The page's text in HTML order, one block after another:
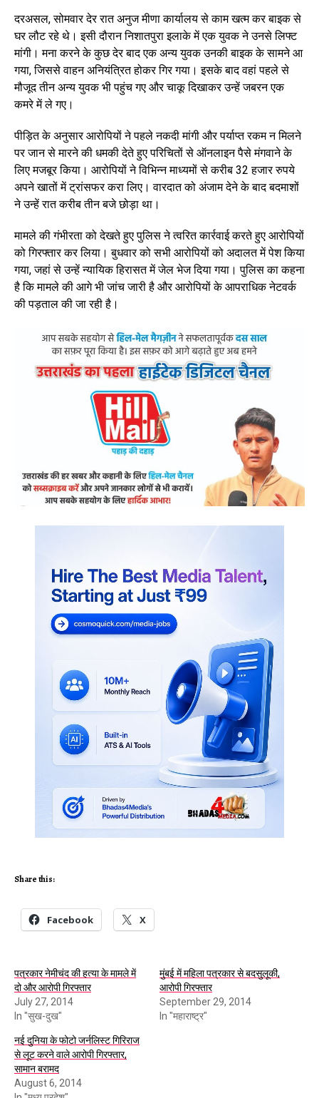
दरअसल, सोमवार देर रात अनुज मीणा कार्यालय से काम खत्म कर बाइक से
घर लौट रहे थे। इसी दौरान निशातपुरा इलाके में एक युवक ने उनसे लिफ्ट
मांगी। मना करने के कुछ देर बाद एक अन्य युवक उनकी बाइक के सामने आ
गया, जिससे वाहन अनियंत्रित होकर गिर गया। इसके बाद वहां पहले से
मौजूद तीन अन्य युवक भी पहुंच गए और चाकू दिखाकर उन्हें जबरन एक
कमरे में ले गए।
पीड़ित के अनुसार आरोपियों ने पहले नकदी मांगी और पर्याप्त रकम न मिलने
पर जान से मारने की धमकी देते हुए परिचितों से ऑनलाइन पैसे मंगवाने के
लिए मजबूर किया। आरोपियों ने विभिन्न माध्यमों से करीब 32 हजार रुपये
अपने खातों में ट्रांसफर करा लिए। वारदात को अंजाम देने के बाद बदमाशों
ने उन्हें रात करीब तीन बजे छोड़ा था।
मामले की गंभीरता को देखते हुए पुलिस ने त्वरित कार्रवाई करते हुए आरोपियों
को गिरफ्तार कर लिया। बुधवार को सभी आरोपियों को अदालत में पेश किया
गया, जहां से उन्हें न्यायिक हिरासत में जेल भेज दिया गया। पुलिस का कहना
है कि मामले की आगे भी जांच जारी है और आरोपियों के आपराधिक नेटवर्क
की पड़ताल की जा रही है।
Share this:
Facebook X
पत्रकार नेमीचंद की हत्‍या के मामले में
दो और आरोपी गिरफ्तार
July 27, 2014
In "सुख-दुख"
मुंबई में महिला पत्रकार से बदसुलूकी,
आरोपी गिरफ्तार
September 29, 2014
In "महाराष्ट्र"
नई दुनिया के फोटो जर्नलिस्ट गिरिराज
से लूट करने वाले आरोपी गिरफ्तार,
सामान बरामद
August 6, 2014